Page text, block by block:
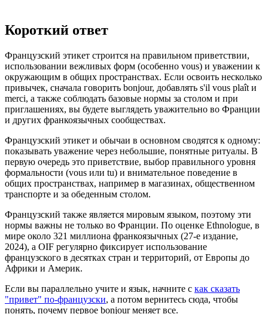
Короткий ответ
Французский этикет строится на правильном приветствии,
использовании вежливых форм (особенно vous) и уважении к
окружающим в общих пространствах. Если освоить несколько
привычек, сначала говорить bonjour, добавлять s'il vous plaît и
merci, а также соблюдать базовые нормы за столом и при
приглашениях, вы будете выглядеть уважительно во Франции
и других франкоязычных сообществах.
Французский этикет и обычаи в основном сводятся к одному:
показывать уважение через небольшие, понятные ритуалы. В
первую очередь это приветствие, выбор правильного уровня
формальности (vous или tu) и внимательное поведение в
общих пространствах, например в магазинах, общественном
транспорте и за обеденным столом.
Французский также является мировым языком, поэтому эти
нормы важны не только во Франции. По оценке Ethnologue, в
мире около 321 миллиона франкоязычных (27-е издание,
2024), а OIF регулярно фиксирует использование
французского в десятках стран и территорий, от Европы до
Африки и Америк.
Если вы параллельно учите и язык, начните с как сказать
"привет" по-французски, а потом вернитесь сюда, чтобы
понять, почему первое bonjour меняет все.